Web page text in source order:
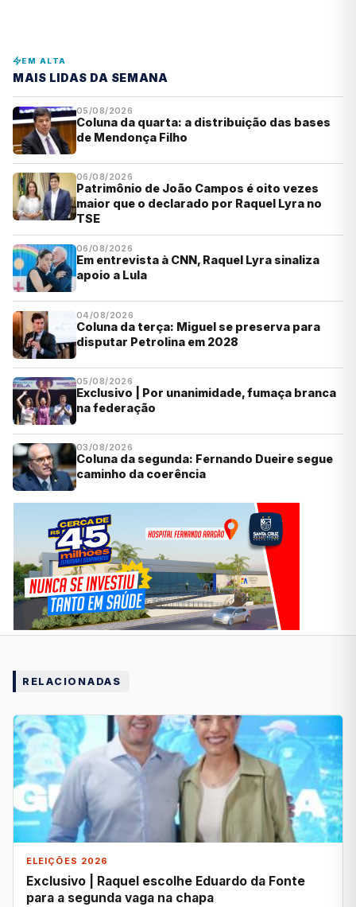
EM ALTA
MAIS LIDAS DA SEMANA
05/08/2026
Coluna da quarta: a distribuição das bases
de Mendonça Filho
06/08/2026
Patrimônio de João Campos é oito vezes
maior que o declarado por Raquel Lyra no
TSE
06/08/2026
Em entrevista à CNN, Raquel Lyra sinaliza
apoio a Lula
04/08/2026
Coluna da terça: Miguel se preserva para
disputar Petrolina em 2028
05/08/2026
Exclusivo | Por unanimidade, fumaça branca
na federação
03/08/2026
Coluna da segunda: Fernando Dueire segue
caminho da coerência
RELACIONADAS
ELEIÇÕES 2026
Exclusivo | Raquel escolhe Eduardo da Fonte
para a segunda vaga na chapa